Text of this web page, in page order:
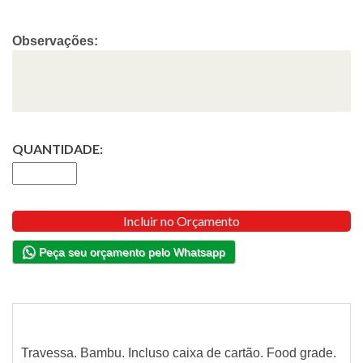
Observações:
QUANTIDADE:
Incluir no Orçamento
Peça seu orçamento pelo Whatsapp
Travessa. Bambu. Incluso caixa de cartão. Food grade.